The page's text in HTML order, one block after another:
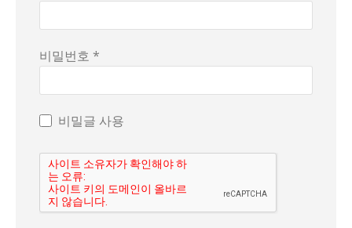
비밀번호 *
비밀글 사용